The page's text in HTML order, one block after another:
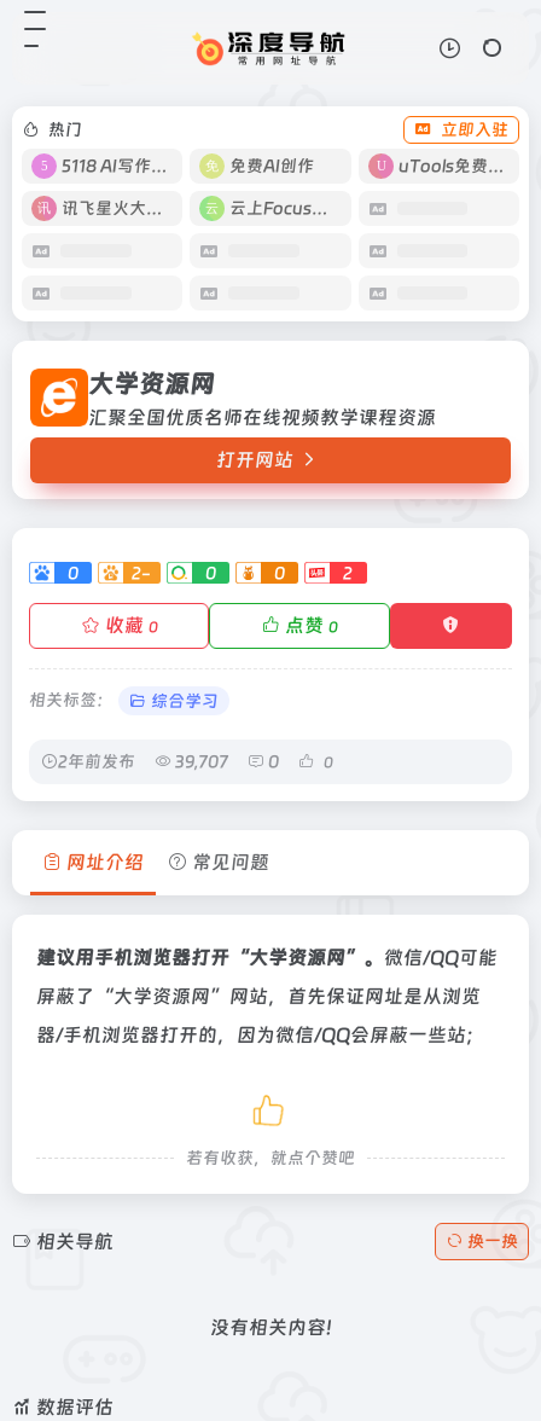
热门
立即入驻
5118 AI写作工具
免费AI创作 uTools免费工具箱
讯飞星火大模型 云上Focus接码
大学资源网
汇聚全国优质名师在线视频教学课程资源
打开网站
0 2- 0 0 2
收藏 0 点赞 0
相关标签： 综合学习
2年前发布 39,707 0 0
网址介绍 常见问题
建议用手机浏览器打开“大学资源网”。 微信/QQ可能
屏蔽了“大学资源网”网站，首先保证网址是从浏览
器/手机浏览器打开的，因为微信/QQ会屏蔽一些站；
若有收获，就点个赞吧
相关导航 换一换
没有相关内容!
数据评估